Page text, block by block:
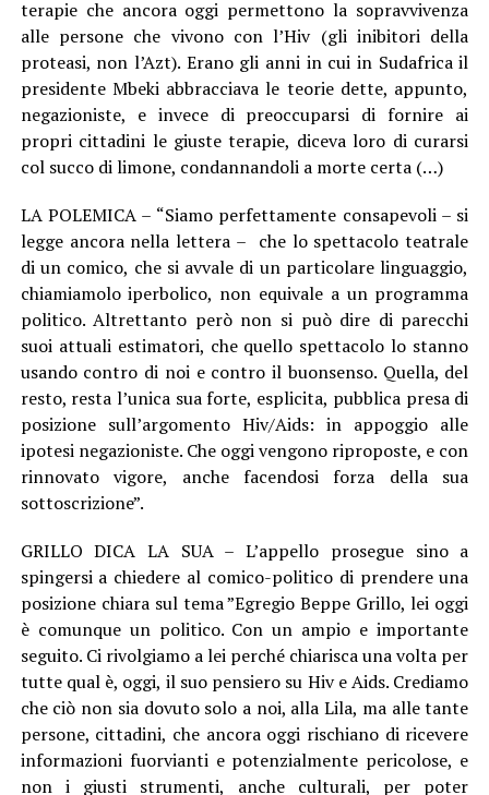
terapie che ancora oggi permettono la sopravvivenza
alle persone che vivono con l’Hiv (gli inibitori della
proteasi, non l’Azt). Erano gli anni in cui in Sudafrica il
presidente Mbeki abbracciava le teorie dette, appunto,
negazioniste, e invece di preoccuparsi di fornire ai
propri cittadini le giuste terapie, diceva loro di curarsi
col succo di limone, condannandoli a morte certa (…)
LA POLEMICA – “Siamo perfettamente consapevoli – si
legge ancora nella lettera – che lo spettacolo teatrale
di un comico, che si avvale di un particolare linguaggio,
chiamiamolo iperbolico, non equivale a un programma
politico. Altrettanto però non si può dire di parecchi
suoi attuali estimatori, che quello spettacolo lo stanno
usando contro di noi e contro il buonsenso. Quella, del
resto, resta l’unica sua forte, esplicita, pubblica presa di
posizione sull’argomento Hiv/Aids: in appoggio alle
ipotesi negazioniste. Che oggi vengono riproposte, e con
rinnovato vigore, anche facendosi forza della sua
sottoscrizione”.
GRILLO DICA LA SUA – L’appello prosegue sino a
spingersi a chiedere al comico-politico di prendere una
posizione chiara sul tema ”Egregio Beppe Grillo, lei oggi
è comunque un politico. Con un ampio e importante
seguito. Ci rivolgiamo a lei perché chiarisca una volta per
tutte qual è, oggi, il suo pensiero su Hiv e Aids. Crediamo
che ciò non sia dovuto solo a noi, alla Lila, ma alle tante
persone, cittadini, che ancora oggi rischiano di ricevere
informazioni fuorvianti e potenzialmente pericolose, e
non i giusti strumenti, anche culturali, per poter